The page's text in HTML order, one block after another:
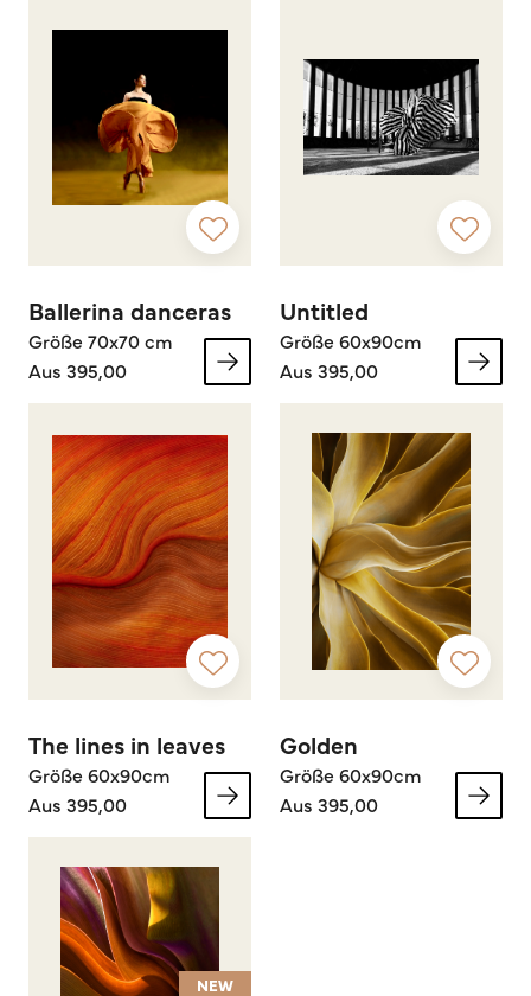
Ballerina danceras
Größe 70x70 cm
Aus 395,00
Untitled
Größe 60x90cm
Aus 395,00
The lines in leaves
Größe 60x90cm
Aus 395,00
Golden
Größe 60x90cm
Aus 395,00
NEW